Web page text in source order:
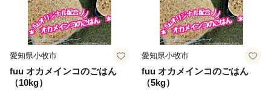
まで御渡、浜辺では雑賀踊りや奴踊り、獅子舞が奉納さ
れます。
愛知県小牧市
fuu オカメインコのごはん
（10kg）
愛知県小牧市
fuu オカメインコのごはん
（5kg）